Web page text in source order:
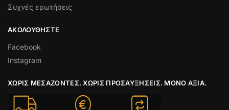
Συχνές ερωτήσεις
ΑΚΟΛΟΥΘΉΣΤΕ
Facebook
Instagram
ΧΩΡΊΣ ΜΕΣΆΖΟΝΤΕΣ. ΧΩΡΊΣ ΠΡΟΣΑΥΞΉΣΕΙΣ. ΜΌΝΟ ΑΞΊΑ.